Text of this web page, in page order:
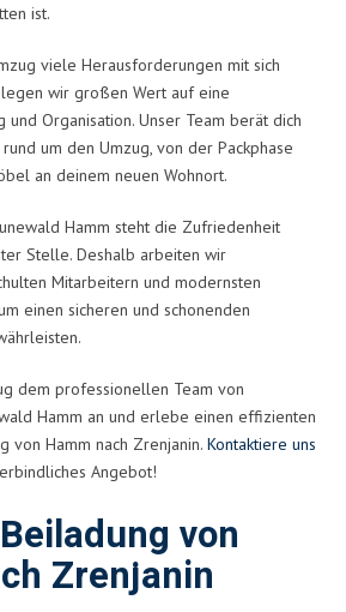
ist.
viele Herausforderungen mit sich
wir großen Wert auf eine
Organisation. Unser Team berät dich
um den Umzug, von der Packphase
an deinem neuen Wohnort.
Hamm steht die Zufriedenheit
Stelle. Deshalb arbeiten wir
Mitarbeitern und modernsten
einen sicheren und schonenden
dem professionellen Team von
Hamm an und erlebe einen effizienten
von Hamm nach Zrenjanin. Kontaktiere uns
Angebot!
von
Zrenjanin